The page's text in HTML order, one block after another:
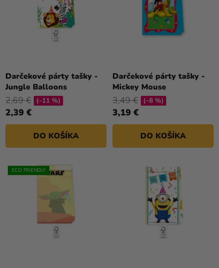
Darčekové párty tašky -
Jungle Balloons
2,39 €
2,69 € (–11 %)
DO KOŠÍKA
Darčekové párty tašky -
Mickey Mouse
3,19 €
3,49 € (–8 %)
DO KOŠÍKA
ECO FRIENDLY